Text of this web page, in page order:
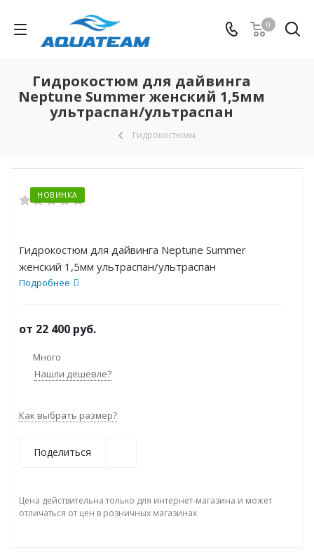
0
Гидрокостюм для дайвинга
Neptune Summer женский 1,5мм
ультраспан/ультраспан
Гидрокостюмы
НОВИНКА
Гидрокостюм для дайвинга Neptune Summer
женский 1,5мм ультраспан/ультраспан
Подробнее
от 22 400 руб.
Много
Нашли дешевле?
Как выбрать размер?
Поделиться
Цена действительна только для интернет-магазина и может
отличаться от цен в розничных магазинах